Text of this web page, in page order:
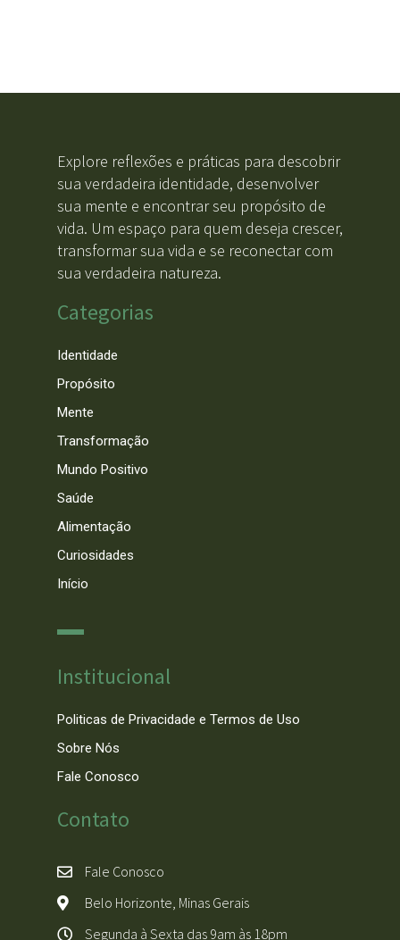
Explore reflexões e práticas para descobrir
sua verdadeira identidade, desenvolver
sua mente e encontrar seu propósito de
vida. Um espaço para quem deseja crescer,
transformar sua vida e se reconectar com
sua verdadeira natureza.
Categorias
Identidade
Propósito
Mente
Transformação
Mundo Positivo
Saúde
Alimentação
Curiosidades
Início
Institucional
Politicas de Privacidade e Termos de Uso
Sobre Nós
Fale Conosco
Contato
Fale Conosco
Belo Horizonte, Minas Gerais
Segunda à Sexta das 9am às 18pm